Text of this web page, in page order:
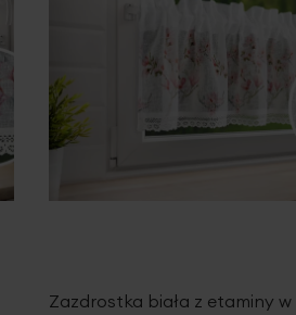
Zazdrostka biała z etaminy